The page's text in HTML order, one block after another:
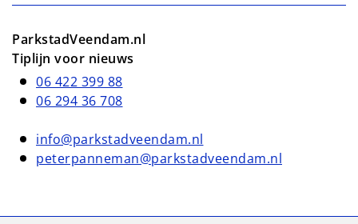
ParkstadVeendam.nl
Tiplijn voor nieuws
06 422 399 88
06 294 36 708
info@parkstadveendam.nl
peterpanneman@parkstadveendam.nl